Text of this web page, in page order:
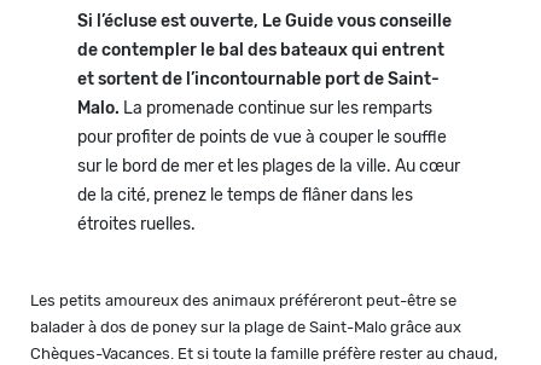
Si l’écluse est ouverte, Le Guide vous conseille
de contempler le bal des bateaux qui entrent
et sortent de l’incontournable port de Saint-
Malo. La promenade continue sur les remparts
pour profiter de points de vue à couper le souffle
sur le bord de mer et les plages de la ville. Au cœur
de la cité, prenez le temps de flâner dans les
étroites ruelles.
Les petits amoureux des animaux préféreront peut-être se
balader à dos de poney sur la plage de Saint-Malo grâce aux
Chèques-Vacances. Et si toute la famille préfère rester au chaud,